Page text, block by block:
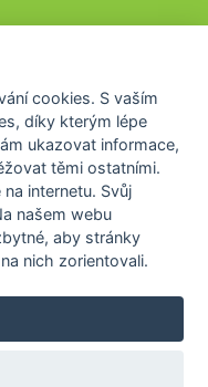
cookies. S vaším
díky kterým lépe
ukazovat informace,
těmi ostatními.
internetu. Svůj
našem webu
, aby stránky
nich zorientovali.